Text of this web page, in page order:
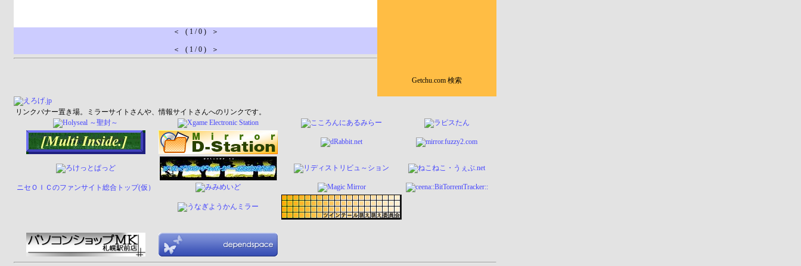
Getchu.com 検索
＜ ( 1 / 0 ) ＞
＜ ( 1 / 0 ) ＞
リンクバナー置き場。ミラーサイトさんや、情報サイトさんへのリンクです。
ニセＯＩＣのファンサイト総合トップ(仮）